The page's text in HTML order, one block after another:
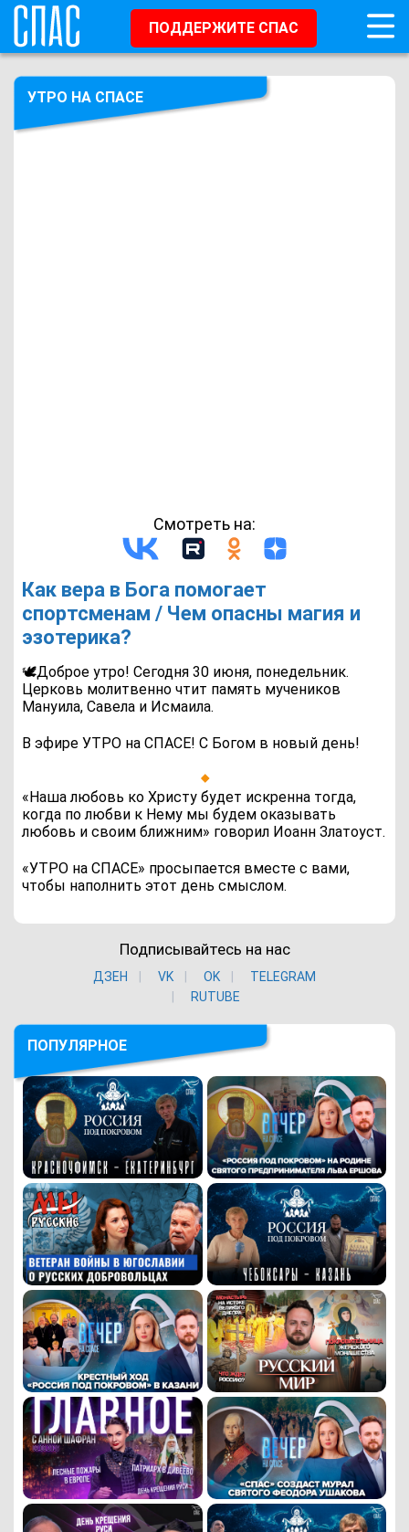
ПОДДЕРЖИТЕ СПАС
УТРО НА СПАСЕ
Смотреть на:
Как вера в Бога помогает
спортсменам / Чем опасны магия и
эзотерика?
🕊Доброе утро! Сегодня 30 июня, понедельник.
Церковь молитвенно чтит память мучеников
Мануила, Савела и Исмаила.
В эфире УТРО на СПАСЕ! С Богом в новый день!
«Наша любовь ко Христу будет искренна тогда,
когда по любви к Нему мы будем оказывать
любовь и своим ближним» говорил Иоанн Златоуст.
«УТРО на СПАСЕ» просыпается вместе с вами,
чтобы наполнить этот день смыслом.
Подписывайтесь на нас
ДЗЕН VK ОK
TELEGRAM
RUTUBE
ПОПУЛЯРНОЕ